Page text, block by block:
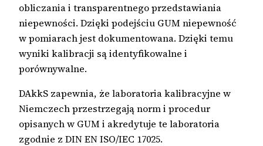
obliczania i transparentnego przedstawiania
niepewności. Dzięki podejściu GUM niepewność
w pomiarach jest dokumentowana. Dzięki temu
wyniki kalibracji są identyfikowalne i
porównywalne.
DAkkS zapewnia, że laboratoria kalibracyjne w
Niemczech przestrzegają norm i procedur
opisanych w GUM i akredytuje te laboratoria
zgodnie z DIN EN ISO/IEC 17025.